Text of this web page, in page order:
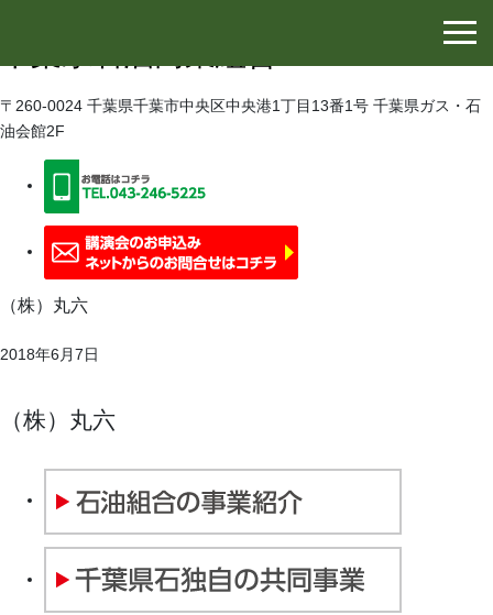
〒260-0024 千葉県千葉市中央区中央港1丁目13番1号 千葉県ガス・石
油会館2F
（株）丸六
2018年6月7日
（株）丸六